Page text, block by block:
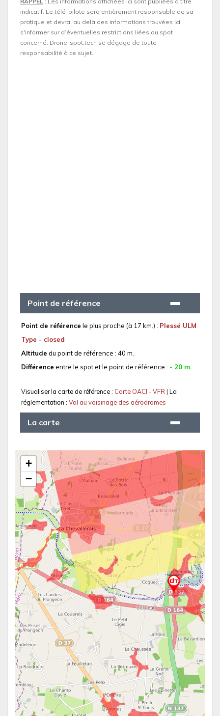
indicatif. Le télé-pilote sera entièrement responsable de sa
pratique et devra, au delà des informations trouvées ici,
s'informer sur d’éventuelles restrictions liées au spot
concerné. Drone-spot.tech se dégage de toute
responsabilité à ce sujet.
Point de référence
Point de référence le plus proche (à 17 km.) : Plessé ULM
Type - closed
Altitude du point de référence : 40 m.
Différence entre le spot et le point de référence : - 20 m.
Visualiser la carte de référence : Carte OACI - VFR| La
réglementation : Vol au voisinage des aérodromes
La carte